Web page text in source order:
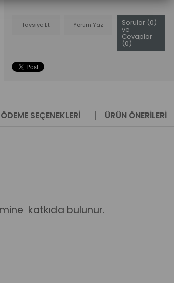
Tavsiye Et Yorum Yaz Sorular (0)
ve
Cevaplar
(0)
ÖDEME SEÇENEKLERI ÜRÜN ÖNERILERI
katkıda bulunur.